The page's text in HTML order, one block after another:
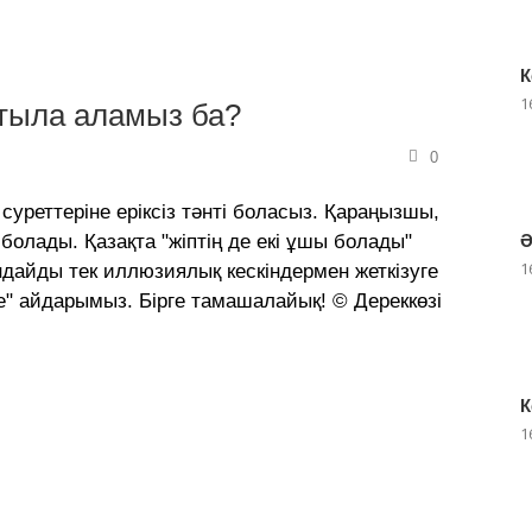
аламыз ба?
0
еріксіз тәнті боласыз. Қараңызшы,
Қазақта "жіптің де екі ұшы болады"
тек иллюзиялық кескіндермен жеткізуге
айдарымыз. Бірге тамашалайық! © Дереккөзі